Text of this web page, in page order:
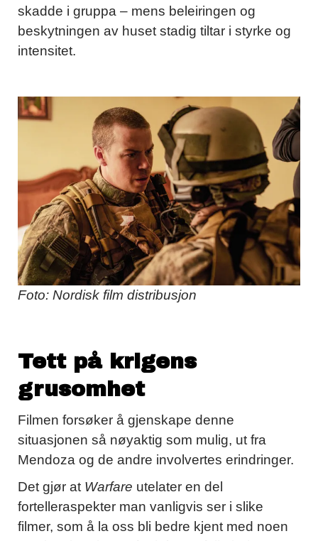
skadde i gruppa – mens beleiringen og
beskytningen av huset stadig tiltar i styrke og
intensitet.
Foto: Nordisk film distribusjon
Tett på krigens
grusomhet
Filmen forsøker å gjenskape denne
situasjonen så nøyaktig som mulig, ut fra
Mendoza og de andre involvertes erindringer.
Det gjør at Warfare utelater en del
fortelleraspekter man vanligvis ser i slike
filmer, som å la oss bli bedre kjent med noen